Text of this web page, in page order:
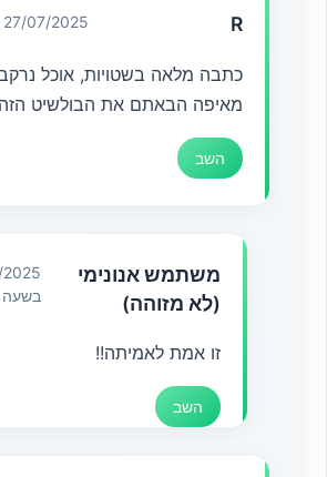
R 27/07/2025 בשעה 21:53
כתבה מלאה בשטויות, אוכל
מאיפה הבאתם את הבולשיט
השב
משתמש אנונימי
(לא מזוהה)
בשעה 07:17
זו אמת לאמיתה!!
השב